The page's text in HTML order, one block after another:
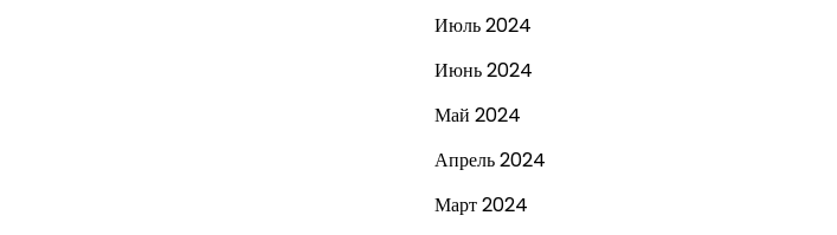
Июль 2024
Июнь 2024
Май 2024
Апрель 2024
Март 2024